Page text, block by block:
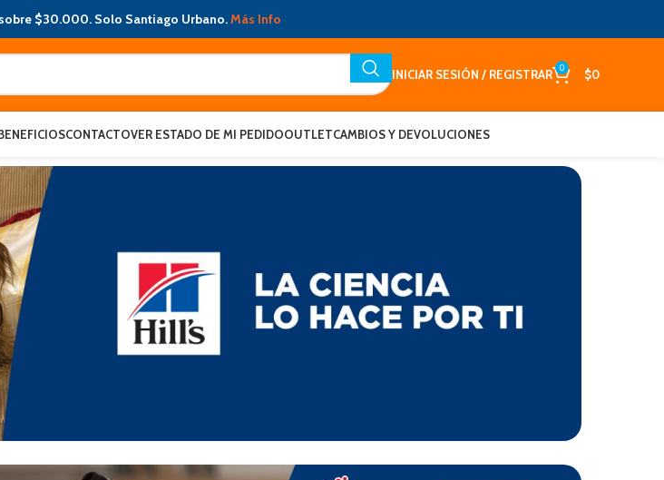
$30.000. Solo Santiago Urbano.Más Info
INICIAR SESIÓN / REGISTRAR 0 $0
CONTACTOVER ESTADO DE MI PEDIDOOUTLETCAMBIOS Y DEVOLUCIONES